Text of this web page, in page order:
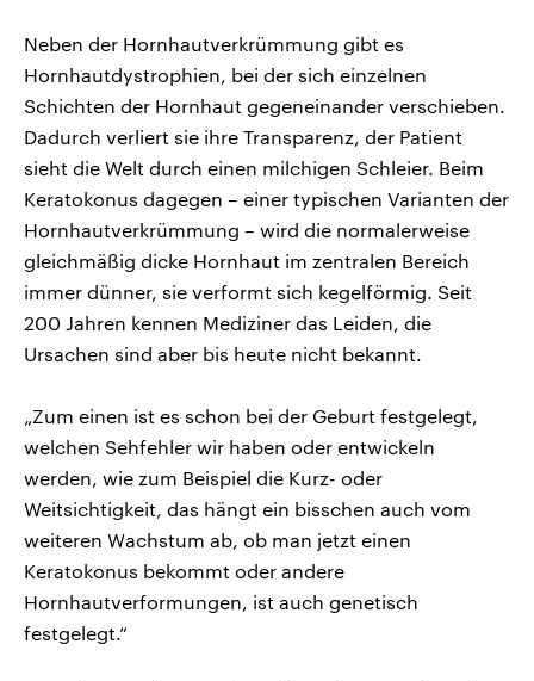
Neben der Hornhautverkrümmung gibt es
Hornhautdystrophien, bei der sich einzelnen
Schichten der Hornhaut gegeneinander verschieben.
Dadurch verliert sie ihre Transparenz, der Patient
sieht die Welt durch einen milchigen Schleier. Beim
Keratokonus dagegen – einer typischen Varianten der
Hornhautverkrümmung – wird die normalerweise
gleichmäßig dicke Hornhaut im zentralen Bereich
immer dünner, sie verformt sich kegelförmig. Seit
200 Jahren kennen Mediziner das Leiden, die
Ursachen sind aber bis heute nicht bekannt.
„Zum einen ist es schon bei der Geburt festgelegt,
welchen Sehfehler wir haben oder entwickeln
werden, wie zum Beispiel die Kurz- oder
Weitsichtigkeit, das hängt ein bisschen auch vom
weiteren Wachstum ab, ob man jetzt einen
Keratokonus bekommt oder andere
Hornhautverformungen, ist auch genetisch
festgelegt.“